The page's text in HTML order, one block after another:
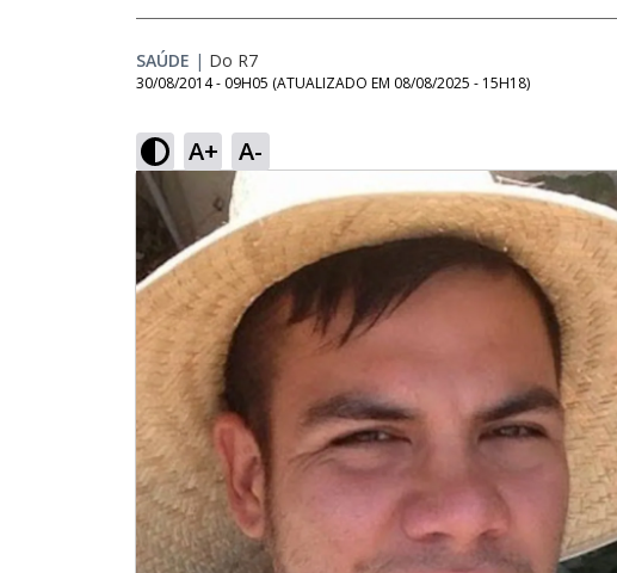
SAÚDE | Do R7
30/08/2014 - 09H05 (ATUALIZADO EM 08/08/2025 - 15H18)
A+ A-